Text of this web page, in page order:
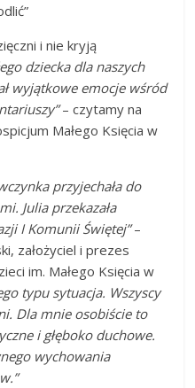
i nie kryją
dziecka dla naszych
wyjątkowe emocje wśród
– czytamy na
Małego Księcia w
przyjechała do
Julia przekazała
I Komunii Świętej”–
założyciel i prezes
im. Małego Księcia w
typu sytuacja. Wszyscy
Dla mnie osobiście to
i głęboko duchowe.
wychowania